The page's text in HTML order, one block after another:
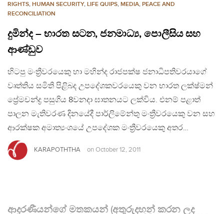
RIGHTS, HUMAN SECURITY, LIFE QUIPS, MEDIA, PEACE AND
RECONCILIATION
දුමින්ද – භාරත සටන, ජනමාධ්‍ය, පොලීසිය සහ
ආණ්ඩුව
හිටපු මංත්‍රීවරයෙකු හා මහින්ද රාජපක්ෂ ජනාධිපතිවරයාගේ
වෘත්තිය සමිති පිළිබද උපදේශකවරයෙකු වන භාරත ලක්ෂ්මන්
ප්‍රේමචන්ද්‍ර පසුගිය 8වනදා ඝාතනයට ලක්විය. එනම් පළාත්
පාලන මැතිවරණ දිනයේදී පාර්ලිමේන්තු මංත්‍රීවරයෙකු වන සහ
ආරක්ෂක අමාත්‍යංශයේ උපදේශක මංත්‍රීවරයෙකු අතර…
KARAPOTHTHA on October 12, 2011
ආදරණීයන්ගේ මතකයන් (අතුරුදහන් කරන ලද